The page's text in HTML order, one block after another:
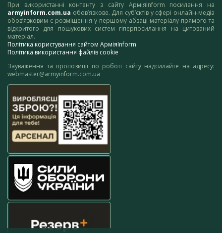
При використанні контенту з сайту АрміяInform посилання на
armyinform.com.ua обов’язкове. Для суб’єктів у сфері онлайн-медіа
обов’язковим є розміщення у першому абзаці матеріалу прямого та
відкритого для пошукових систем гіперпосилання на цитований
матеріал.
Політика користування сайтом АрміяInform
Політика використання файлів cookie
Зауваження та пропозиції по роботі сайту надсилайте на адресу:
webmaster@armyinform.com.ua